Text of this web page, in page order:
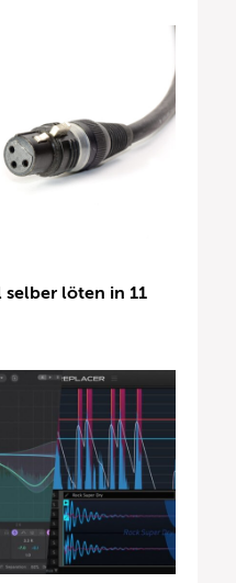
selber löten in 11